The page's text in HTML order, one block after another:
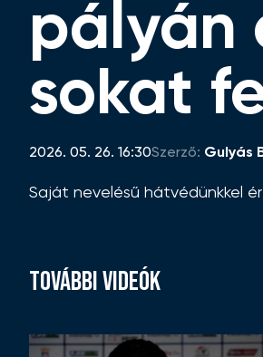
pályán
sokat
2026. 05. 26. 16:30Szerző: Gulyás
Saját nevelésű hátvédünkkel
TOVÁBBI VIDEÓK